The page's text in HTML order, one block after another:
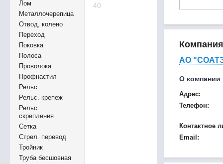
Лом
Металлочерепица
Отвод, колено
Переход
Поковка
Полоса
Проволока
Профнастил
Рельс
Рельс. крепеж
Рельс.
скрепления
Сетка
Стрел. перевод
Тройник
Труба бесшовная
40
Компания
АО
О компании
Адрес:
Телефон:
Контактное
Email: